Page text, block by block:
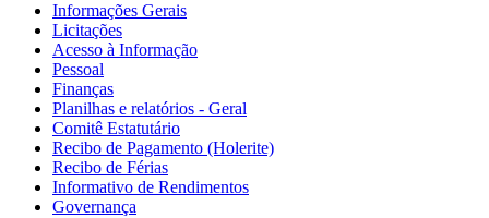
Informações Gerais
Licitações
Acesso à Informação
Pessoal
Finanças
Planilhas e relatórios - Geral
Comitê Estatutário
Recibo de Pagamento (Holerite)
Recibo de Férias
Informativo de Rendimentos
Governança